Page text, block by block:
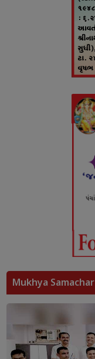
Mukhya Samachar